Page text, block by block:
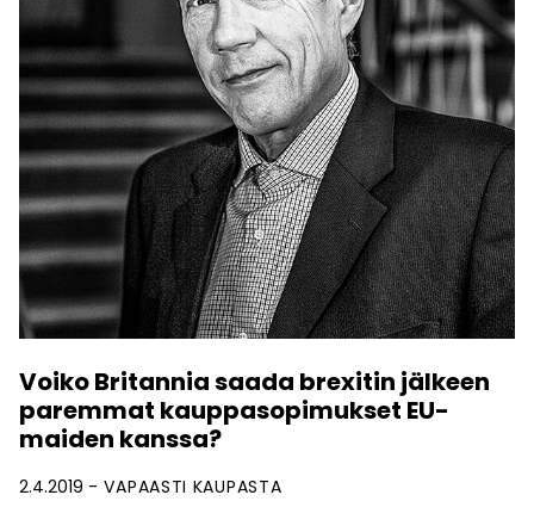
Voiko Britannia saada brexitin jälkeen
paremmat kauppasopimukset EU-
maiden kanssa?
2.4.2019 VAPAASTI KAUPASTA